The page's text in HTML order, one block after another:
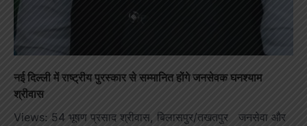
नई दिल्ली में राष्ट्रीय पुरस्कार से सम्मानित होंगे जनसेवक घनश्याम
श्रीवास
Views: 54 भूषण प्रसाद श्रीवास, बिलासपुर/तखतपुर जनसेवा और